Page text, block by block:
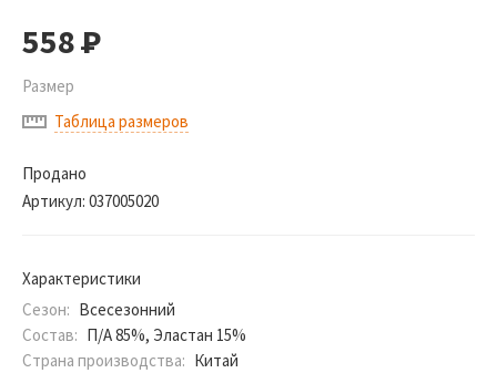
558Р
Размер
Таблица размеров
Продано
Артикул: 037005020
Характеристики
Сезон: Всесезонний
Состав: П/А 85%, Эластан 15%
Страна производства: Китай